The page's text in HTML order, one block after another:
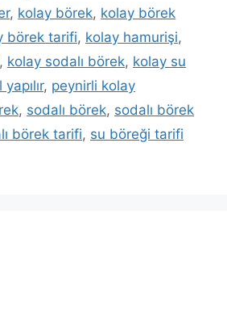
, kolay börek, kolay börek
börek tarifi, kolay hamurişi,
, kolay sodalı börek, kolay su
yapılır, peynirli kolay
, sodalı börek, sodalı börek
börek tarifi, su böreği tarifi